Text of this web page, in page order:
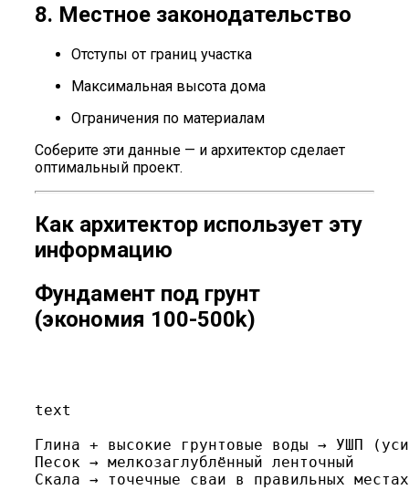
8. Местное законодательство
Отступы от границ участка
Максимальная высота дома
Ограничения по материалам
Соберите эти данные — и архитектор сделает
оптимальный проект.
Как архитектор использует эту
информацию
Фундамент под грунт
(экономия 100-500k)
text
Глина + высокие грунтовые воды → УШП
Песок → мелкозаглублённый ленточный
Скала → точечные сваи в правильных местах